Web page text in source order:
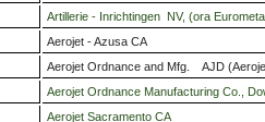
Artillerie - Inrichtingen NV, (ora
Aerojet - Azusa CA
Aerojet Ordnance and Mfg. AJD
Aerojet Ordnance Manufacturing Co.,
Aerojet Sacramento CA